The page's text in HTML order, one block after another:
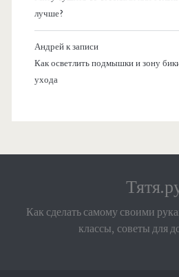
лучше?
Андрейк записи
Как осветлить подмышки и зону
ухода
Как сделать самому своими
классы, советы для